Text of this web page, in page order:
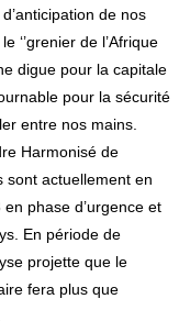
de nos
‘’grenier de l’Afrique
digue pour la capitale
pour la sécurité
entre nos mains.
Harmonisé de
sont actuellement en
phase d’urgence et
En période de
projette que le
fera plus que